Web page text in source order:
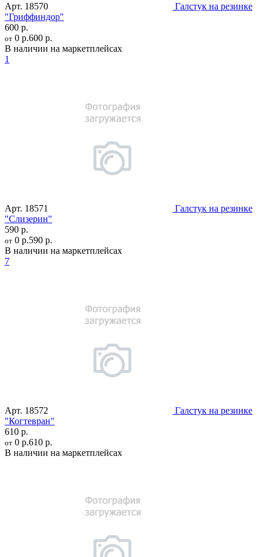
Арт. 18570
Галстук на резинке
"Гриффиндор"
600 р.
от 0 р.600 р.
В наличии на маркетплейсах
1
Арт. 18571
Галстук на резинке
"Слизерин"
590 р.
от 0 р.590 р.
В наличии на маркетплейсах
7
Арт. 18572
Галстук на резинке
"Когтевран"
610 р.
от 0 р.610 р.
В наличии на маркетплейсах